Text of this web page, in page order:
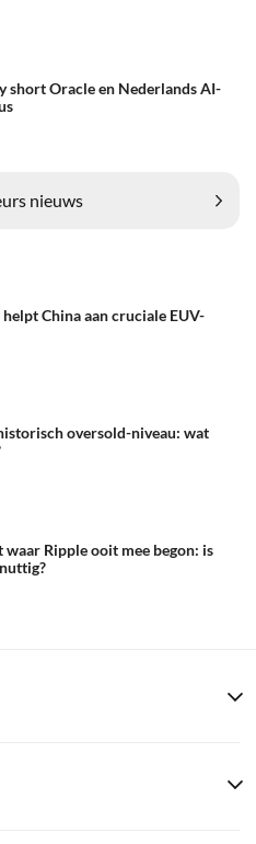
short Oracle en Nederlands AI-
nieuws
helpt China aan cruciale EUV-
oversold-niveau: wat
waar Ripple ooit mee begon: is